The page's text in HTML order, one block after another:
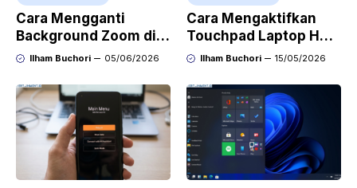
Cara Mengganti
Background Zoom di
Windows, Mac, dan
Ilham Buchori 05/06/2026
Cara Mengaktifkan
Touchpad Laptop HP
Windows 11 Tanpa
Ilham Buchori 15/05/2026